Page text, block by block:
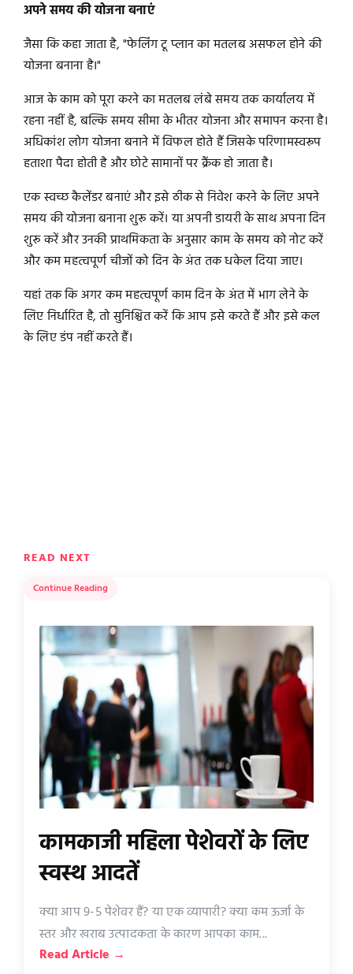
अपने समय की योजना बनाएं
जैसा कि कहा जाता है, "फेलिंग टू प्लान का मतलब असफल होने की
योजना बनाना है।"
आज के काम को पूरा करने का मतलब लंबे समय तक कार्यालय में
रहना नहीं है, बल्कि समय सीमा के भीतर योजना और समापन करना है।
अधिकांश लोग योजना बनाने में विफल होते हैं जिसके परिणामस्वरूप
हताशा पैदा होती है और छोटे सामानों पर क्रैंक हो जाता है।
एक स्वच्छ कैलेंडर बनाएं और इसे ठीक से निवेश करने के लिए अपने
समय की योजना बनाना शुरू करें। या अपनी डायरी के साथ अपना दिन
शुरू करें और उनकी प्राथमिकता के अनुसार काम के समय को नोट करें
और कम महत्वपूर्ण चीजों को दिन के अंत तक धकेल दिया जाए।
यहां तक ​​कि अगर कम महत्वपूर्ण काम दिन के अंत में भाग लेने के
लिए निर्धारित है, तो सुनिश्चित करें कि आप इसे करते हैं और इसे कल
के लिए डंप नहीं करते हैं।
READ NEXT
Continue Reading
कामकाजी महिला पेशेवरों के लिए
स्वस्थ आदतें
क्या आप 9-5 पेशेवर हैं? या एक व्यापारी? क्या कम ऊर्जा के
स्तर और खराब उत्पादकता के कारण आपका काम...
Read Article →